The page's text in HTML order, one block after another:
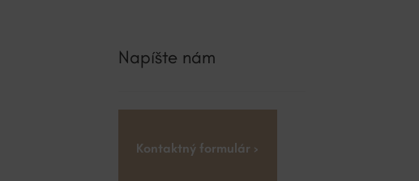
Napíšte nám
Kontaktný formulár ›